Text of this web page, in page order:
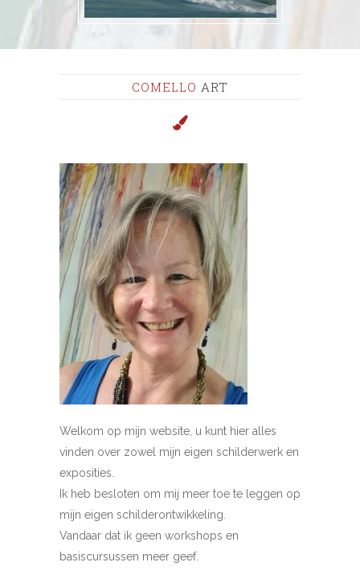
COMELLO ART
Welkom op mijn website, u kunt hier alles
vinden over zowel mijn eigen schilderwerk en
exposities.
Ik heb besloten om mij meer toe te leggen op
mijn eigen schilderontwikkeling.
Vandaar dat ik geen workshops en
basiscursussen meer geef.